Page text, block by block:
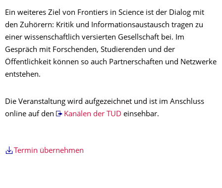
Ein weiteres Ziel von Frontiers in Science ist der Dialog mit
den Zuhörern: Kritik und Informationsaustausch tragen zu
einer wissenschaftlich versierten Gesellschaft bei. Im
Gespräch mit Forschenden, Studierenden und der
Öffentlichkeit können so auch Partnerschaften und Netzwerke
entstehen.
Die Veranstaltung wird aufgezeichnet und ist im Anschluss
online auf den
Kanälen der TUD einsehbar.
Termin übernehmen